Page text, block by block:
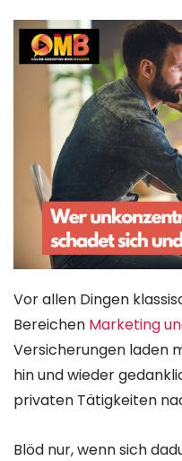
Vor allen Dingen
Bereichen Marketing
Versicherungen laden
hin und wieder
privaten Tätigkeiten
Blöd nur, wenn sich